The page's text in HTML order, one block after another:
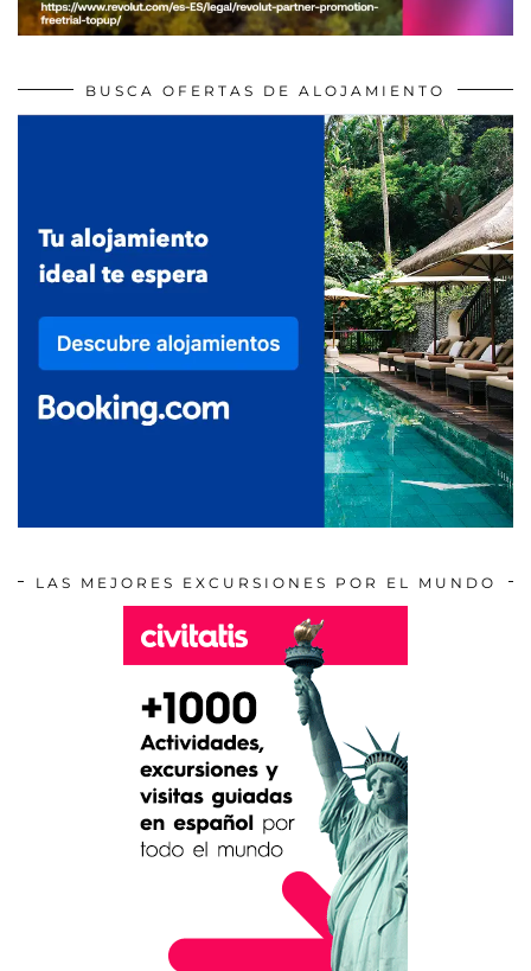
BUSCA OFERTAS DE ALOJAMIENTO
LAS MEJORES EXCURSIONES POR EL MUNDO